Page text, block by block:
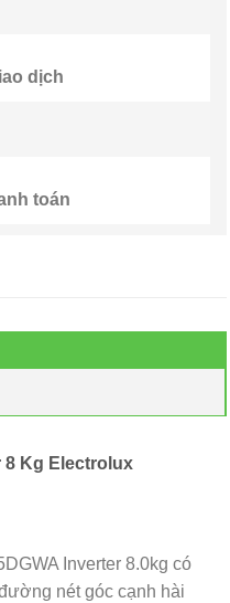
dịch
toán
8 Kg Electrolux
Inverter 8.0kg có
nét góc cạnh hài